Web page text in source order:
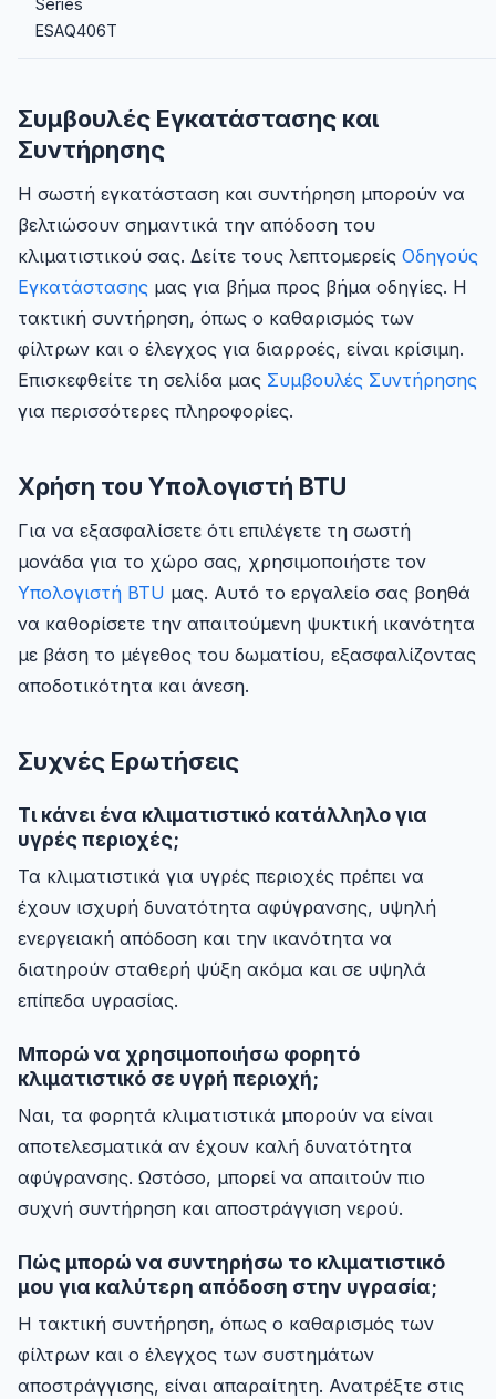
Series
ESAQ406T
Συμβουλές Εγκατάστασης και
Συντήρησης
Η σωστή εγκατάσταση και συντήρηση μπορούν να
βελτιώσουν σημαντικά την απόδοση του
κλιματιστικού σας. Δείτε τους λεπτομερείς Οδηγούς
Εγκατάστασης μας για βήμα προς βήμα οδηγίες. Η
τακτική συντήρηση, όπως ο καθαρισμός των
φίλτρων και ο έλεγχος για διαρροές, είναι κρίσιμη.
Επισκεφθείτε τη σελίδα μας Συμβουλές Συντήρησης
για περισσότερες πληροφορίες.
Χρήση του Υπολογιστή BTU
Για να εξασφαλίσετε ότι επιλέγετε τη σωστή
μονάδα για το χώρο σας, χρησιμοποιήστε τον
Υπολογιστή BTU μας. Αυτό το εργαλείο σας βοηθά
να καθορίσετε την απαιτούμενη ψυκτική ικανότητα
με βάση το μέγεθος του δωματίου, εξασφαλίζοντας
αποδοτικότητα και άνεση.
Συχνές Ερωτήσεις
Τι κάνει ένα κλιματιστικό κατάλληλο για
υγρές περιοχές;
Τα κλιματιστικά για υγρές περιοχές πρέπει να
έχουν ισχυρή δυνατότητα αφύγρανσης, υψηλή
ενεργειακή απόδοση και την ικανότητα να
διατηρούν σταθερή ψύξη ακόμα και σε υψηλά
επίπεδα υγρασίας.
Μπορώ να χρησιμοποιήσω φορητό
κλιματιστικό σε υγρή περιοχή;
Ναι, τα φορητά κλιματιστικά μπορούν να είναι
αποτελεσματικά αν έχουν καλή δυνατότητα
αφύγρανσης. Ωστόσο, μπορεί να απαιτούν πιο
συχνή συντήρηση και αποστράγγιση νερού.
Πώς μπορώ να συντηρήσω το κλιματιστικό
μου για καλύτερη απόδοση στην υγρασία;
Η τακτική συντήρηση, όπως ο καθαρισμός των
φίλτρων και ο έλεγχος των συστημάτων
αποστράγγισης, είναι απαραίτητη. Ανατρέξτε στις